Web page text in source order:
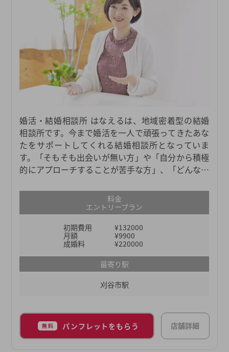
婚活・結婚相談所 はなえるは、地域密着型の結婚
相談所です。今まで婚活を一人で頑張ってきたあな
たをサポートしてくれる結婚相談所となっていま
す。「そもそも出会いが無い方」や「自分から積極
的にアプローチすることが苦手な方」、「どんなタ
方との会話が少し緊張する方」にもおすすめです。
またはなえるは、愛知・岐阜・三重で47のサロンを
展開しています。これは東海3県でも最多なので、
東海地方にお住まいで「地元でお相手を探したい」
と考えている方にとってはこれ以上ない結婚相談所
と言えるでしょう。
料金
エントリープラン
初期費用
¥132000
月額
¥9900
成婚料
¥220000
最寄り駅
刈谷市駅
無料 パンフレットをもらう 店舗詳細